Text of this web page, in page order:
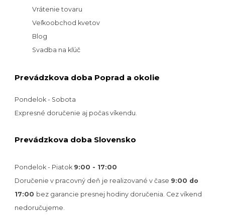
Vrátenie tovaru
Veľkoobchod kvetov
Blog
Svadba na kľúč
Prevádzkova doba Poprad a okolie
Pondelok - Sobota
Expresné doručenie aj počas víkendu.
Prevádzkova doba Slovensko
Pondelok - Piatok 9:00 - 17:00
Doručenie v pracovný deň je realizované v čase 9:00 do
17:00 bez garancie presnej hodiny doručenia. Cez víkend
nedoručujeme.